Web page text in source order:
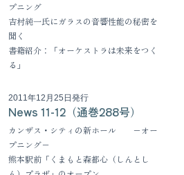
プニング
吉村純一氏にガラスの音響性能の秘密を
聞く
書籍紹介：「オーケストラは未来をつく
る」
2011年12月25日発行
News 11-12（通巻288号）
カンザス・シティの新ホール −オー
プニング−
熊本駅前「くまもと森都心（しんとし